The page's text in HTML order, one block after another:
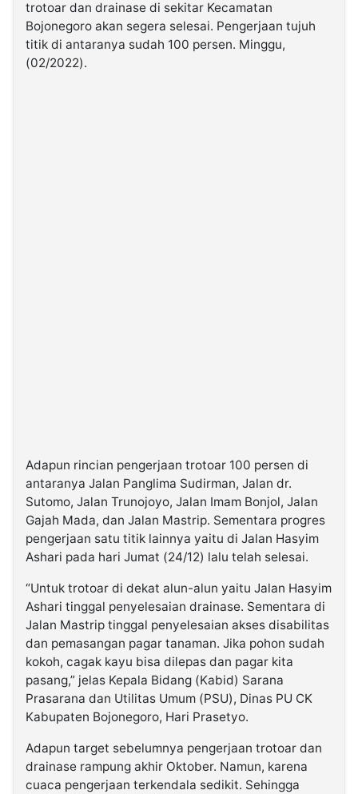
Kabarbaru.co
2026
trotoar dan drainase di sekitar Kecamatan
Bojonegoro akan segera selesai. Pengerjaan tujuh
titik di antaranya sudah 100 persen. Minggu,
(02/2022).
Adapun rincian pengerjaan trotoar 100 persen di
antaranya Jalan Panglima Sudirman, Jalan dr.
Sutomo, Jalan Trunojoyo, Jalan Imam Bonjol, Jalan
Gajah Mada, dan Jalan Mastrip. Sementara progres
pengerjaan satu titik lainnya yaitu di Jalan Hasyim
Ashari pada hari Jumat (24/12) lalu telah selesai.
“Untuk trotoar di dekat alun-alun yaitu Jalan Hasyim
Ashari tinggal penyelesaian drainase. Sementara di
Jalan Mastrip tinggal penyelesaian akses disabilitas
dan pemasangan pagar tanaman. Jika pohon sudah
kokoh, cagak kayu bisa dilepas dan pagar kita
pasang,” jelas Kepala Bidang (Kabid) Sarana
Prasarana dan Utilitas Umum (PSU), Dinas PU CK
Kabupaten Bojonegoro, Hari Prasetyo.
Adapun target sebelumnya pengerjaan trotoar dan
drainase rampung akhir Oktober. Namun, karena
cuaca pengerjaan terkendala sedikit. Sehingga